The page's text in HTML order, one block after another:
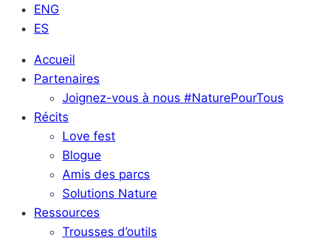
ENG
ES
Accueil
Partenaires
Joignez-vous à nous #NaturePourTous
Récits
Love fest
Blogue
Amis des parcs
Solutions Nature
Ressources
Trousses d’outils